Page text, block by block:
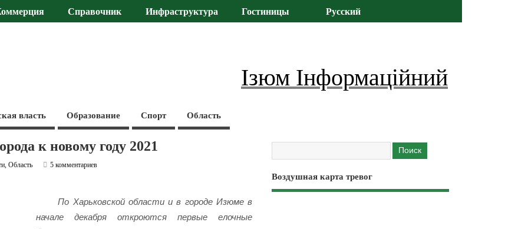
Справочник Инфраструктура Гостиницы Русский
Ізюм Інформаційний
власть Образование Спорт Область
к новому году 2021
,Область
5 комментариев
По Харьковской области и в городе Изюме в
начале декабря откроются первые елочные
Воздушная карта тревог